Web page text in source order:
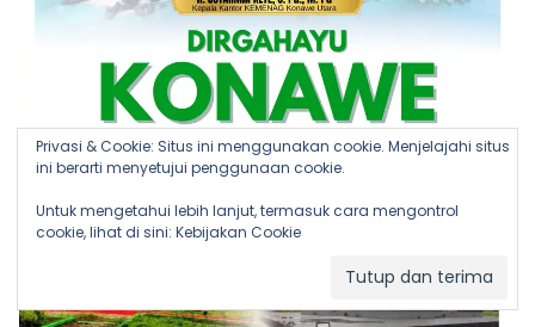
Privasi & Cookie: Situs ini menggunakan cookie. Menjelajahi situs
ini berarti menyetujui penggunaan cookie.
Untuk mengetahui lebih lanjut, termasuk cara mengontrol
cookie, lihat di sini: Kebijakan Cookie